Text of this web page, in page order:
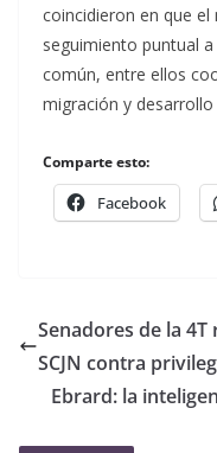
coincidieron en que
seguimiento puntual
común, entre ellos
migración y desarrollo
Comparte esto:
Facebook
Senadores de la
SCJN contra
Ebrard: la